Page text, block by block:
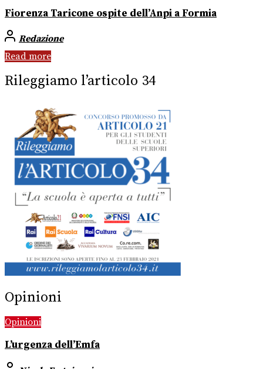
Fiorenza Taricone ospite dell’Anpi a Formia
Redazione
Read more
Rileggiamo l’articolo 34
Opinioni
Opinioni
L’urgenza dell’Emfa